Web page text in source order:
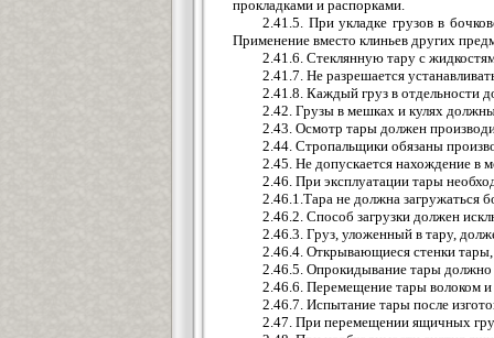
прокладками и распорками.
2.41.5. При укладке грузов в
Применение вместо клиньев других
2.41.6. Стеклянную тару с
2.41.7. Не разрешается
2.41.8. Каждый груз в отдельности
2.42. Грузы в мешках и кулях
2.43. Осмотр тары должен
2.44. Стропальщики обязаны
2.45. Не допускается нахождение в
2.46. При эксплуатации тары
2.46.1.Тара не должна загружаться
2.46.2. Способ загрузки должен
2.46.3. Груз, уложенный в тару,
2.46.4. Открывающиеся стенки
2.46.5. Опрокидывание тары
2.46.6. Перемещение тары волоком и
2.46.7. Испытание тары после
2.47. При перемещении ящичных